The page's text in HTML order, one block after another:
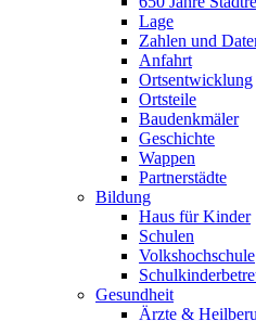
Lage
Zahlen und
Anfahrt
Ortsentwicklung
Ortsteile
Baudenkmäler
Geschichte
Wappen
Partnerstädte
Bildung
Haus für Kinder
Schulen
Volkshochschule
Gesundheit
Ärzte &